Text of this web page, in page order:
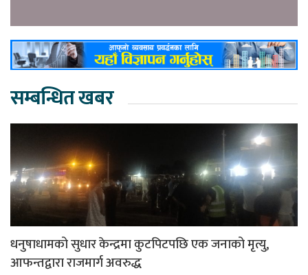
सम्बन्धित खबर
धनुषाधामको सुधार केन्द्रमा कुटपिटपछि एक जनाको मृत्यु,
आफन्तद्वारा राजमार्ग अवरुद्ध